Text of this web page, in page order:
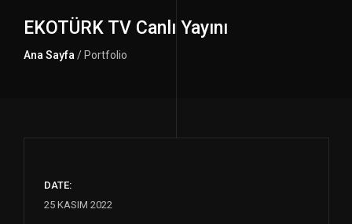
EKOTÜRK TV Canlı Yayını
Ana Sayfa / Portfolio
DATE:
25 KASIM 2022